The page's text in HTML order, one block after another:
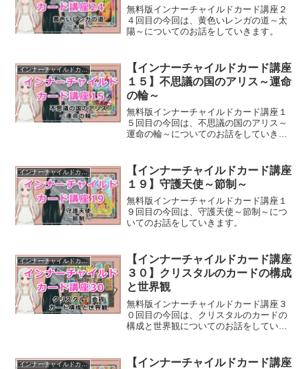
無料版インナーチャイルドカード講座２
４回目の今回は、黄色いレンガの道～太
陽～についてのお話をしていきます。
インナーチャイルドカード講座
【インナーチャイルドカード講座
１５】不思議の国のアリス～運命
の輪～
無料版インナーチャイルドカード講座１
５回目の今回は、不思議の国のアリス～
運命の輪～についてのお話をしていきま
インナーチャイルドカード講座
【インナーチャイルドカード講座
１９】守護天使～節制～
無料版インナーチャイルドカード講座１
９回目の今回は、守護天使～節制～につ
いてのお話をしていきます。
インナーチャイルドカード講座
【インナーチャイルドカード講座
３０】クリスタルのカードの構成
と世界観
無料版インナーチャイルドカード講座３
０回目の今回は、クリスタルのカードの
構成と世界観についてのお話をしていき
インナーチャイルドカード講座
【インナーチャイルドカード講座